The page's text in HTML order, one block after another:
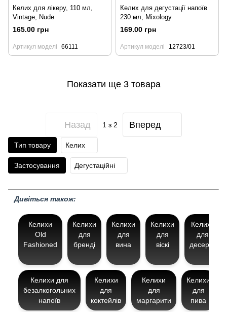
Келих для лікеру, 110 мл,
Vintage, Nude
165.00 грн
Артикул моделі 66111
Келих для дегустації напоїв
230 мл, Mixology
169.00 грн
Артикул моделі 12723/01
Показати ще 3 товара
Назад 1з 2 Вперед
Дивіться також:
Келихи
Old
Fashioned
Келихи
для
бренді
Келихи
для
вина
Келихи
для
віскі
Келихи
для
десерту
Келихи для
безалкогольних
напоїв
Келихи
для
коктейлів
Келихи
для
маргарити
Келихи
для
пива
Тип товару Келих
Застосування Дегустаційні